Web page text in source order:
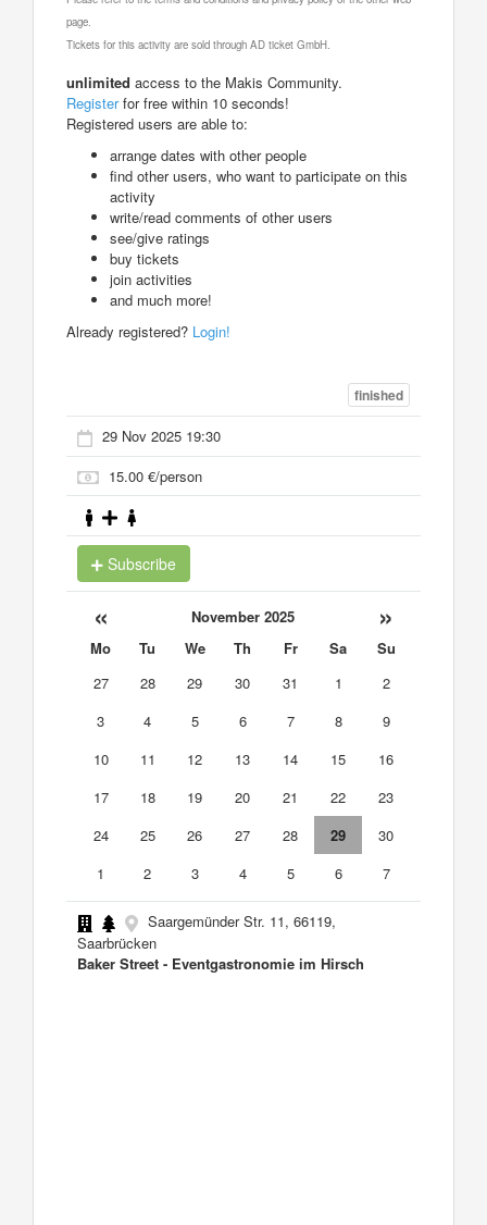
page.
Tickets for this activity are sold through AD ticket GmbH.
unlimited access to the Makis Community.
Registerfor free within 10 seconds!
Registered users are able to:
arrange dates with other people
find other users, who want to participate on this
activity
write/read comments of other users
see/give ratings
buy tickets
join activities
and much more!
Already registered? Login!
finished
29 Nov 2025 19:30
15.00 €/person
Subscribe
« November 2025 »
Mo Tu We Th Fr Sa
Su
27
28 29 30 31 1
2
3
4 5 6 7 8
9
10
11 12 13 14 15
16
17
18 19 20 21 22
23
24
25 26 27 28 29
30
1
2 3 4 5 6 7
Saargemünder Str. 11, 66119,
Saarbrücken
Baker Street - Eventgastronomie im Hirsch